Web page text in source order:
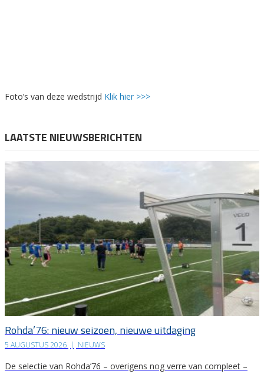
Foto’s van deze wedstrijd Klik hier >>>
LAATSTE NIEUWSBERICHTEN
Rohda’76: nieuw seizoen, nieuwe uitdaging
5 AUGUSTUS 2026 | NIEUWS
De selectie van Rohda’76 – overigens nog verre van compleet –